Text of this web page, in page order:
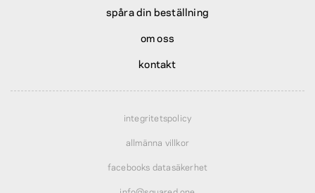
spåra din beställning
om oss
kontakt
integritetspolicy
allmänna villkor
facebooks datasäkerhet